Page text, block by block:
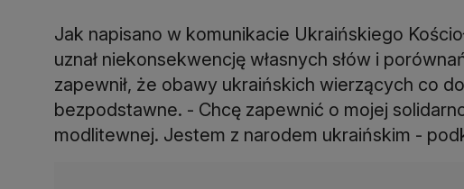
Jak napisano w komunikacie Ukraińskiego
uznał niekonsekwencję własnych słów i
zapewnił, że obawy ukraińskich wierzących co
bezpodstawne. - Chcę zapewnić o mojej
modlitewnej. Jestem z narodem ukraińskim -